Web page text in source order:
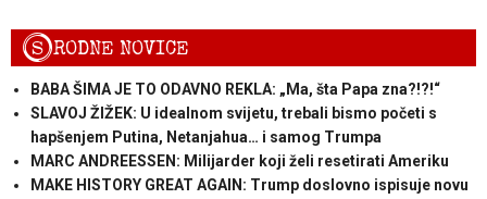
SRODNE NOVICE
BABA ŠIMA JE TO ODAVNO REKLA: „Ma, šta Papa zna?!?!“
SLAVOJ ŽIŽEK: U idealnom svijetu, trebali bismo početi s
hapšenjem Putina, Netanjahua… i samog Trumpa
MARC ANDREESSEN: Milijarder koji želi resetirati Ameriku
MAKE HISTORY GREAT AGAIN: Trump doslovno ispisuje novu